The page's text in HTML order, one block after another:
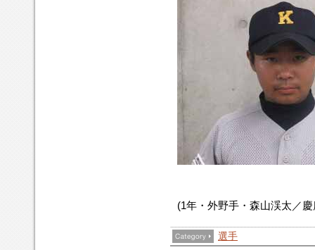
(1年・外野手・森山渓太／
選手